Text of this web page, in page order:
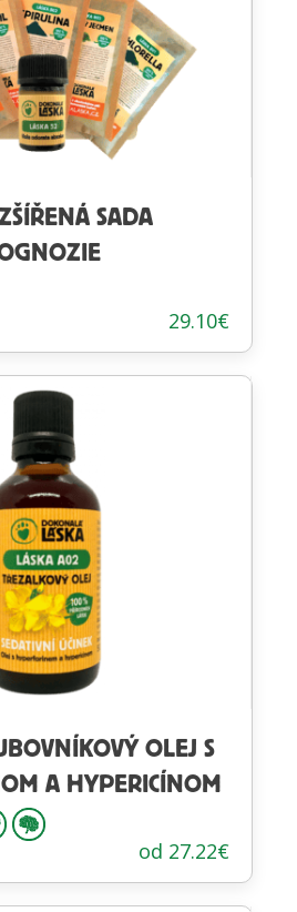
SADA
29.10€
OLEJ S
A HYPERICÍNOM
od 27.22€